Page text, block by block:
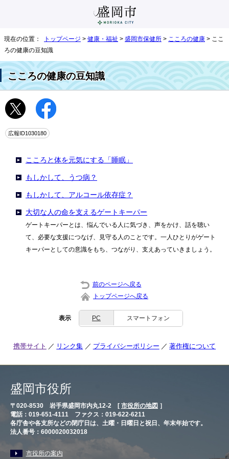
現在の位置： トップページ > 健康・福祉 > 盛岡市保健所 > こころの健康 > ここ
ろの健康の豆知識
こころの健康の豆知識
広報ID1030180
こころと体を元気にする「睡眠」
もしかして、うつ病？
もしかして、アルコール依存症？
大切な人の命を支えるゲートキーパー
ゲートキーパーとは、悩んでいる人に気づき、声をかけ、話を聴い
て、必要な支援につなげ、見守る人のことです。一人ひとりがゲート
キーパーとしての意識をもち、つながり、支えあっていきましょう。
前のページへ戻る
トップページへ戻る
表示 PC スマートフォン
携帯サイト リンク集 プライバシーポリシー 著作権について
盛岡市役所
〒020-8530 岩手県盛岡市内丸12-2 [ 市役所の地図 ］
電話：019-651-4111 ファクス：019-622-6211
各庁舎や各支所などの閉庁日は、土曜・日曜日と祝日、年末年始です。
法人番号：6000020032018
市役所の案内